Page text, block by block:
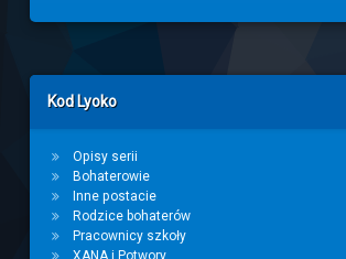
Left Sidebar
Kod Lyoko
Opisy serii
Bohaterowie
Inne postacie
Rodzice bohaterów
Pracownicy szkoły